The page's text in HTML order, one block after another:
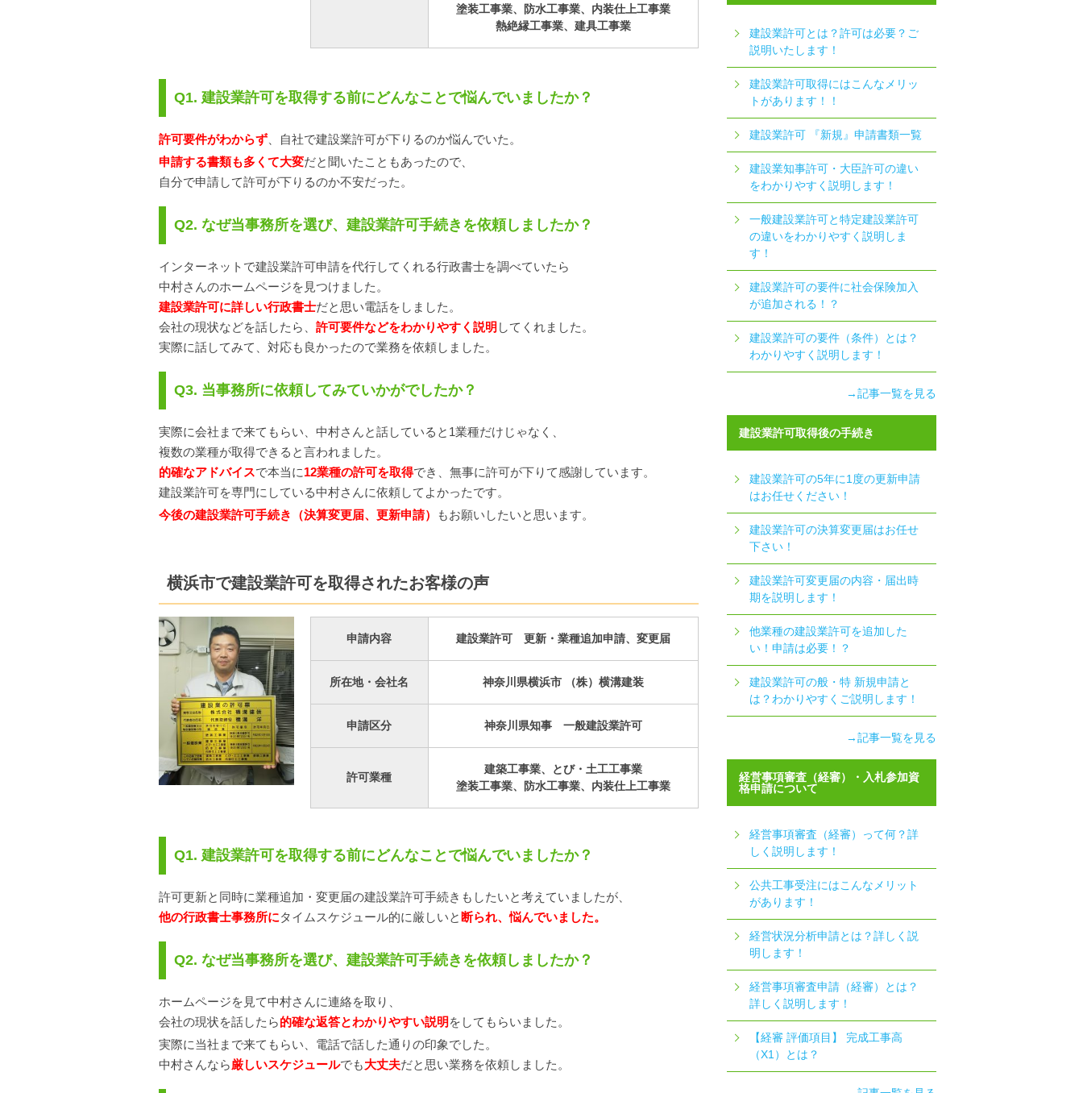
塗装工事業、防水工事業、内装仕上工事業
熱絶縁工事業、建具工事業
Q1. 建設業許可を取得する前にどんなことで悩んでいましたか？
許可要件がわからず 、自社で建設業許可が下りるのか悩んでいた。
申請する書類も多くて大変だと聞いたこともあったので、
自分で申請して許可が下りるのか不安だった。
Q2. なぜ当事務所を選び、建設業許可手続きを依頼しましたか？
インターネットで建設業許可申請を代行してくれる行政書士を調べていたら
中村さんのホームページを見つけました。
建設業許可に詳しい行政書士だと思い電話をしました。
会社の現状などを話したら、 許可要件などをわかりやすく説明 してくれました。
実際に話してみて、対応も良かったので業務を依頼しました。
Q3. 当事務所に依頼してみていかがでしたか？
実際に会社まで来てもらい、中村さんと話していると1業種だけじゃなく、
複数の業種が取得できると言われました。
的確なアドバイスで本当に12業種の許可を取得でき、無事に許可が下りて感謝しています。
建設業許可を専門にしている中村さんに依頼してよかったです。
今後の建設業許可手続き（決算変更届、更新申請）
もお願いしたいと思います。
横浜市で建設業許可を取得されたお客様の声
申請内容 建設業許可 更新・業種追加申請、変更届
所在地・会社名 神奈川県横浜市 （株）横溝建装
申請区分 神奈川県知事 一般建設業許可
許可業種
建築工事業、とび・土工工事業
塗装工事業、防水工事業、内装仕上工事業
Q1. 建設業許可を取得する前にどんなことで悩んでいましたか？
許可更新と同時に業種追加・変更届の建設業許可手続きもしたいと考えていましたが、
他の行政書士事務所にタイムスケジュール的に厳しいと 断られ、悩んでいました。
Q2. なぜ当事務所を選び、建設業許可手続きを依頼しましたか？
ホームページを見て中村さんに連絡を取り、
会社の現状を話したら的確な返答とわかりやすい説明 をしてもらいました。
実際に当社まで来てもらい、電話で話した通りの印象でした。
中村さんなら厳しいスケジュールでも大丈夫だと思い業務を依頼しました。
建設業許可とは？許可は必要？ご
説明いたします！
建設業許可取得にはこんなメリッ
トがあります！！
建設業許可 『新規』申請書類一覧
建設業知事許可・大臣許可の違い
をわかりやすく説明します！
一般建設業許可と特定建設業許可
の違いをわかりやすく説明しま
す！
建設業許可の要件に社会保険加入
が追加される！？
建設業許可の要件（条件）とは？
わかりやすく説明します！
→記事一覧を見る
建設業許可取得後の手続き
建設業許可の5年に1度の更新申請
はお任せください！
建設業許可の決算変更届はお任せ
下さい！
建設業許可変更届の内容・届出時
期を説明します！
他業種の建設業許可を追加した
い！申請は必要！？
建設業許可の般・特 新規申請と
は？わかりやすくご説明します！
→記事一覧を見る
経営事項審査（経審）・入札参加資
格申請について
経営事項審査（経審）って何？詳
しく説明します！
公共工事受注にはこんなメリット
があります！
経営状況分析申請とは？詳しく説
明します！
経営事項審査申請（経審）とは？
詳しく説明します！
【経審 評価項目】 完成工事高
（X1）とは？